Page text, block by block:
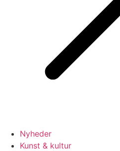
Nyheder
Kunst & kultur